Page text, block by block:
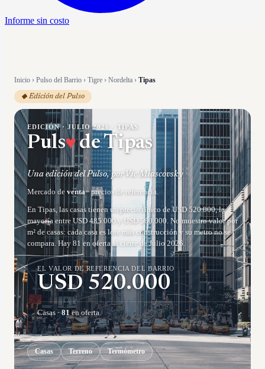
Informe sin costo
Inicio › Pulso del Barrio › Tigre › Nordelta › Tipas
◆ Edición del Pulso
EDICIÓN ·JULIO 2026 TIPAS
Puls♥deTipas
Una edición del Pulso, por Vic Miascovsky
Mercado de venta· precios de referencia.
En Tipas, las casas tienen un precio típico de USD 520.000, la
mayoría entre USD 485.000 y USD 560.000. No muestro valor por
m² de casas: cada casa es lote más construcción y su metro no se
compara. Hay 81 en oferta al cierre de Julio 2026.
EL VALOR DE REFERENCIA DEL BARRIO
USD 520.000
Casas·81 en oferta.
Casas Terreno Termómetro